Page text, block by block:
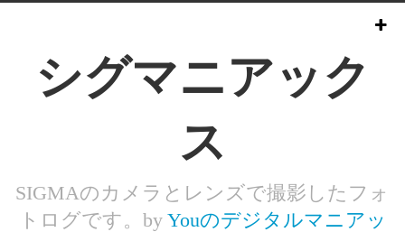
シグマニアック
ス
SIGMAのカメラとレンズで撮影したフォ
トログです。by Youのデジタルマニアッ